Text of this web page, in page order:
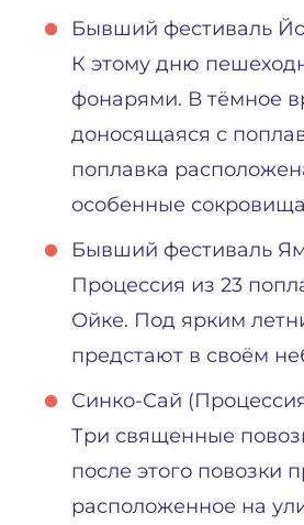
Бывший фестиваль
К этому дню
фонарями. В тёмное
доносящаяся с
поплавка
особенные
Бывший фестиваль
Процессия из 23
Ойке. Под ярким
предстают в своём
Синко-Сай
Три священные
после этого
расположенное на